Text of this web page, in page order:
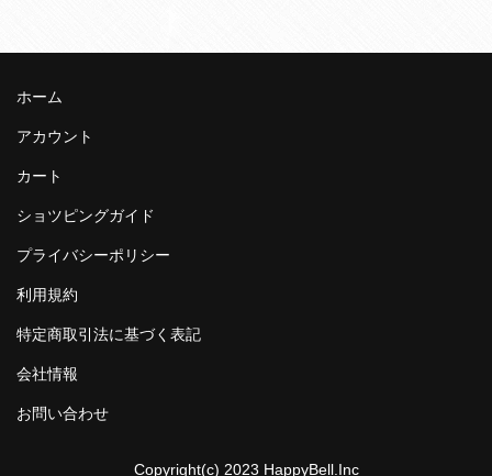
ホーム
アカウント
カート
ショツピングガイド
プライバシーポリシー
利用規約
特定商取引法に基づく表記
会社情報
お問い合わせ
Copyright(c) 2023 HappyBell.Inc